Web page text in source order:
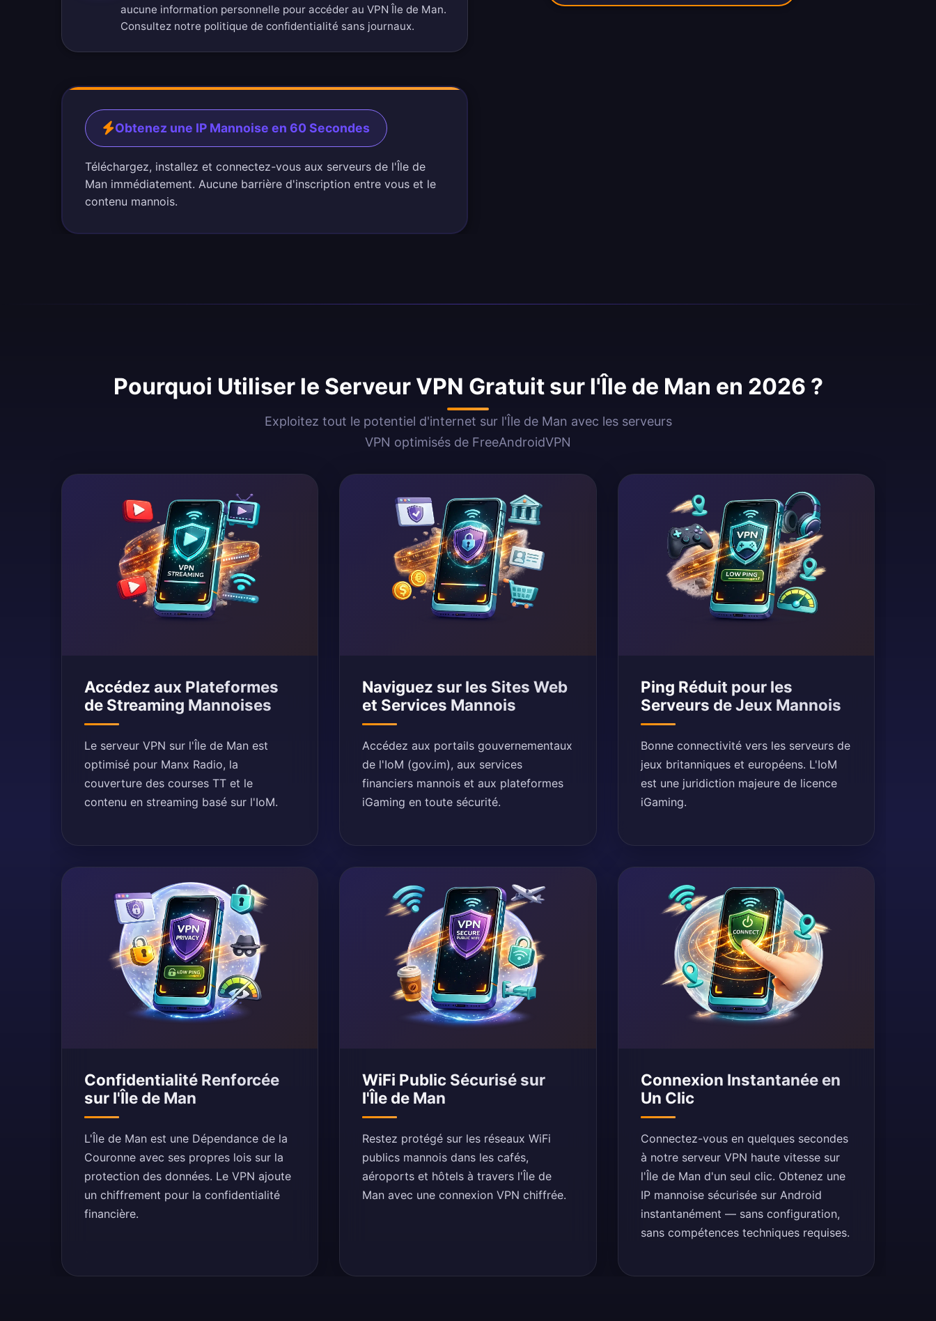
aucune information personnelle pour accéder au VPN Île de Man.
Consultez notre politique de confidentialité sans journaux.
Obtenez une IP Mannoise en 60 Secondes
Téléchargez, installez et connectez-vous aux serveurs de l'Île de
Man immédiatement. Aucune barrière d'inscription entre vous et le
contenu mannois.
Pourquoi Utiliser le Serveur VPN Gratuit sur l'Île de Man en 2026 ?
Exploitez tout le potentiel d'internet sur l'Île de Man avec les serveurs
VPN optimisés de FreeAndroidVPN
Accédez aux Plateformes
de Streaming Mannoises
Le serveur VPN sur l'Île de Man est
optimisé pour Manx Radio, la
couverture des courses TT et le
contenu en streaming basé sur l'IoM.
Naviguez sur les Sites Web
et Services Mannois
Accédez aux portails gouvernementaux
de l'IoM (gov.im), aux services
financiers mannois et aux plateformes
iGaming en toute sécurité.
Ping Réduit pour les
Serveurs de Jeux Mannois
Bonne connectivité vers les serveurs de
jeux britanniques et européens. L'IoM
est une juridiction majeure de licence
iGaming.
Confidentialité Renforcée
sur l'Île de Man
L'Île de Man est une Dépendance de la
Couronne avec ses propres lois sur la
protection des données. Le VPN ajoute
un chiffrement pour la confidentialité
financière.
WiFi Public Sécurisé sur
l'Île de Man
Restez protégé sur les réseaux WiFi
publics mannois dans les cafés,
aéroports et hôtels à travers l'Île de
Man avec une connexion VPN chiffrée.
Connexion Instantanée en
Un Clic
Connectez-vous en quelques secondes
à notre serveur VPN haute vitesse sur
l'Île de Man d'un seul clic. Obtenez une
IP mannoise sécurisée sur Android
instantanément — sans configuration,
sans compétences techniques requises.